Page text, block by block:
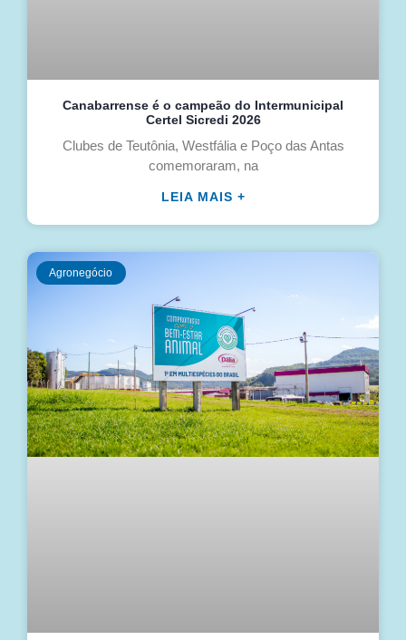
Canabarrense é o campeão do Intermunicipal
Certel Sicredi 2026
Clubes de Teutônia, Westfália e Poço das Antas
comemoraram, na
LEIA MAIS +
Agronegócio